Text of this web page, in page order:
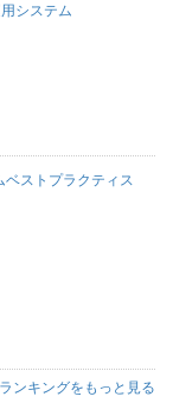
システム
ストプラクティス
ンキングをもっと見る